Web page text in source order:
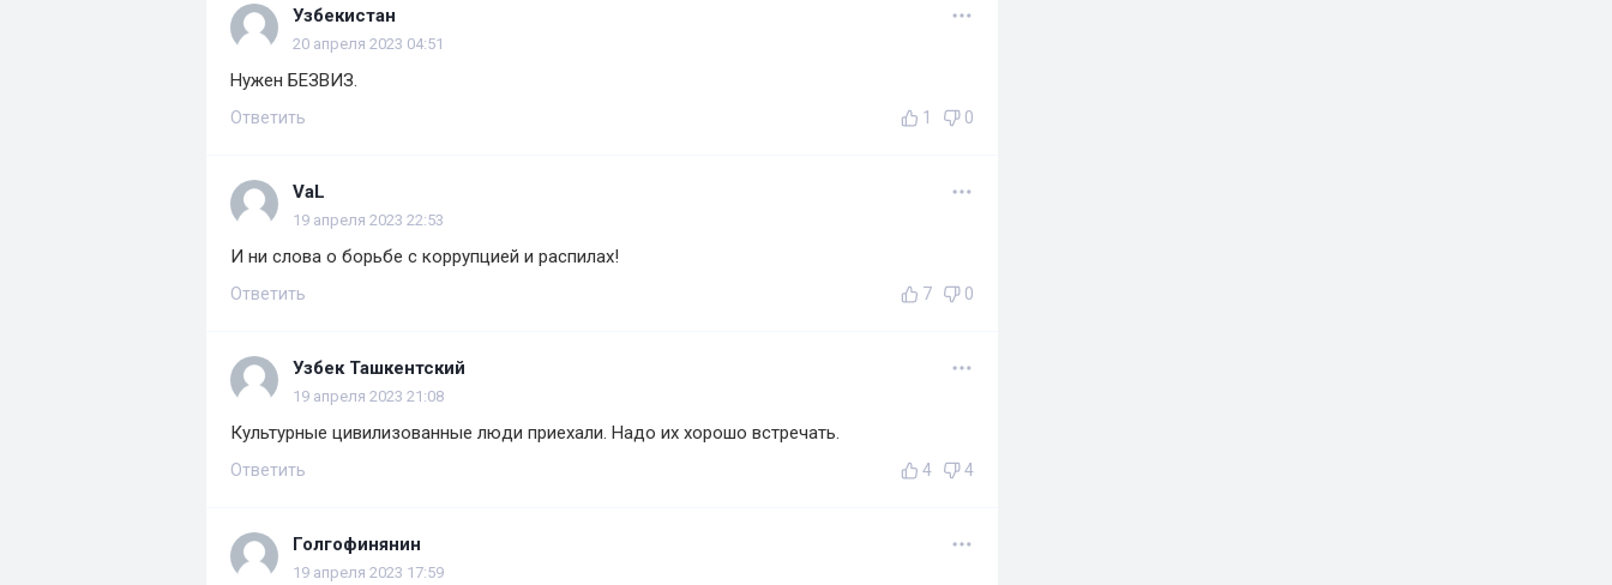
Узбекистан
20 апреля 2023 04:51
Нужен БЕЗВИЗ.
Ответить 1 0
VaL
19 апреля 2023 22:53
И ни слова о борьбе с коррупцией и распилах!
Ответить 7 0
Узбек Ташкентский
19 апреля 2023 21:08
Культурные цивилизованные люди приехали. Надо их хорошо встречать.
Ответить 4 4
Голгофинянин
19 апреля 2023 17:59